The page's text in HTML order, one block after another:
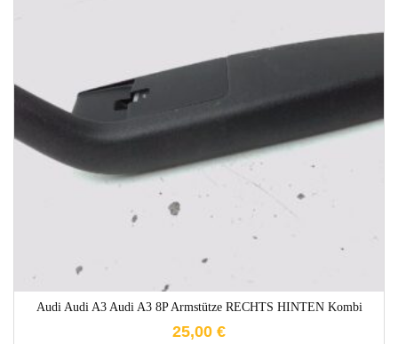
Audi Audi A3 Audi A3 8P Armstütze RECHTS HINTEN Kombi
25,00 €
1-3 Werktage